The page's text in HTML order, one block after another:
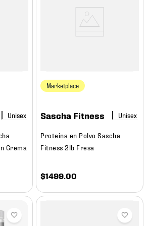
Crema
Marketplace
Sascha Fitness
Proteina en Polvo Sascha
Fitness 2lb Fresa
$1499 .00